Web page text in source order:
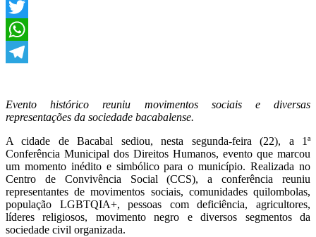
Facebook
Twitter
WhatsApp
Evento histórico reuniu movimentos sociais e diversas
representações da sociedade bacabalense.
A cidade de Bacabal sediou, nesta segunda-feira (22), a 1ª
Conferência Municipal dos Direitos Humanos, evento que marcou
um momento inédito e simbólico para o município. Realizada no
Centro de Convivência Social (CCS), a conferência reuniu
representantes de movimentos sociais, comunidades quilombolas,
população LGBTQIA+, pessoas com deficiência, agricultores,
líderes religiosos, movimento negro e diversos segmentos da
sociedade civil organizada.